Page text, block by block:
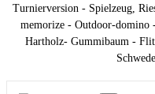
Turnierversion - Spielzeug,
memorize - Outdoor-
Hartholz- Gummibaum -